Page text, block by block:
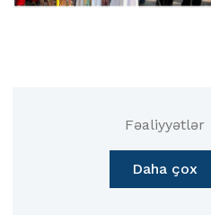
Fəaliyyətlər
Daha çox